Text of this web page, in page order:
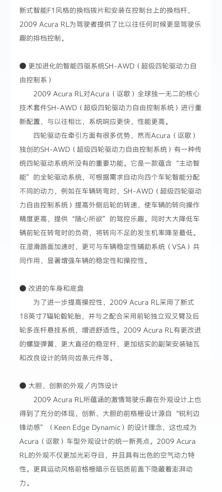
新式智能F1风格的换档拨片和安装在控制台上的换档杆，
2009 Acura RL为驾驶者提供了比以往任何时候更显驾驶乐
趣的排档控制。
● 更加进化的智能四驱系统SH-AWD（超级四轮驱动力自
由控制系）
2009 Acura RL对Acura（讴歌）全球独一无二的核心
技术套件SH-AWD（超级四轮驱动力自由控制系统）进行重
新配置，与以往相比，系统响应更快，性能更高。
四轮驱动在牵引方面有很多优势，然而Acura（讴歌）
独创的SH-AWD（超级四轮驱动力自由控制系统）有一种传
统四轮驱动系统所没有的重要功能。它是一款蕴含“主动智
能”的全轮驱动系统，可根据需求自动向四个车轮智能分配
不同的动力，例如在车辆转弯时，SH-AWD（超级四轮驱动
力自由控制系统）提高外侧后轮的转速，使车辆的转向操作
精度更高，提供“随心所欲”的驾控乐趣。同时大大降低车
辆前轮在转弯时的负荷，将转向不足的发生机率降至最低。
在湿滑路面加速时，更可与车辆稳定性辅助系统（VSA）共
同作用，显著增强车辆的稳定性和操控性。
● 改进的车身和底盘
为了进一步提高操控性，2009 Acura RL采用了新式
18英寸7辐轮毂轮胎，并与之配合采用前轮独立双叉臂及后
轮多连杆悬挂系统，增进舒适性。2009 Acura RL有更改进
的螺旋弹簧、更大直径的稳定杆、更加结实的副架安装轴瓦
和改良设计的转向齿条元件等。
● 大胆、创新的外观／内饰设计
2009 Acura RL所蕴涵的激情驾驶乐趣在外观设计上也
得到了充分的体现，创新、大胆的前格栅设计源自“锐利边
锋动感”（Keen Edge Dynamic）的设计理念，这也成为
Acura（讴歌）车型外观设计的统一新亮点。2009 Acura
RL的外观不仅更加光彩夺目，并且具有出色的空气动力特
性。更具运动风格前格栅暗示在铝质前盖下隐藏着澎湃动
力。